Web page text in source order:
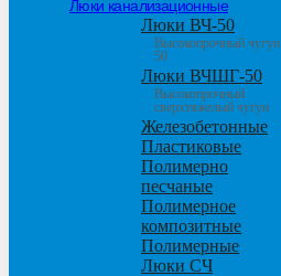
Люки канализационные
Люки ВЧ-50
Высокопрочный чугун
50
Люки ВЧШГ-50
Высокопрочный
сверхтяжелый чугун
Железобетонные
Пластиковые
Полимерно
песчаные
Полимерное
композитные
Полимерные
Люки СЧ